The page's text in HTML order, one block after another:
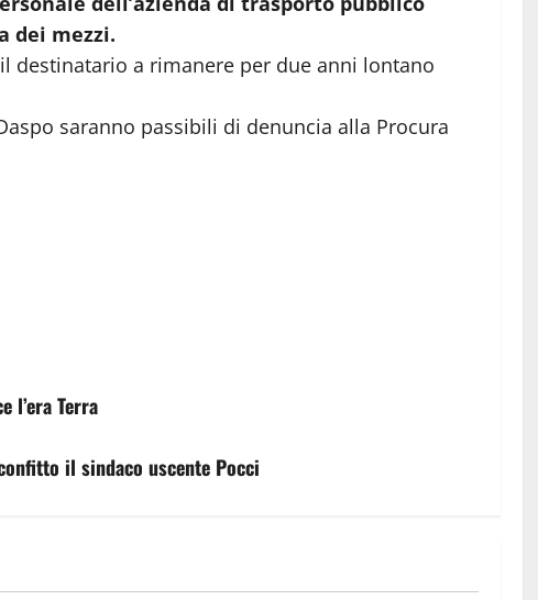
dei mezzi.
destinatario a rimanere per due anni lontano
saranno passibili di denuncia alla Procura
l’era Terra
il sindaco uscente Pocci